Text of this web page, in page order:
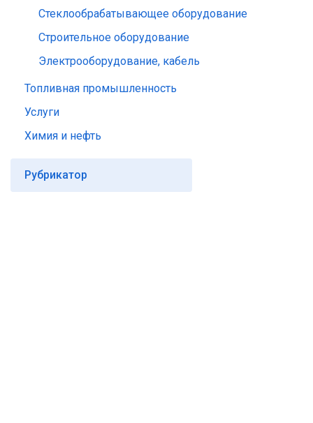
Стеклообрабатывающее оборудование
Строительное оборудование
Электрооборудование, кабель
Топливная промышленность
Услуги
Химия и нефть
Рубрикатор